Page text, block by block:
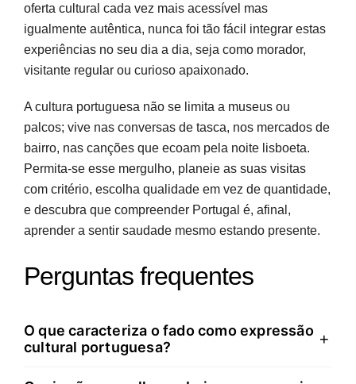
oferta cultural cada vez mais acessível mas
igualmente autêntica, nunca foi tão fácil integrar estas
experiências no seu dia a dia, seja como morador,
visitante regular ou curioso apaixonado.
A cultura portuguesa não se limita a museus ou
palcos; vive nas conversas de tasca, nos mercados de
bairro, nas canções que ecoam pela noite lisboeta.
Permita-se esse mergulho, planeie as suas visitas
com critério, escolha qualidade em vez de quantidade,
e descubra que compreender Portugal é, afinal,
aprender a sentir saudade mesmo estando presente.
Perguntas frequentes
O que caracteriza o fado como expressão
cultural portuguesa?
+